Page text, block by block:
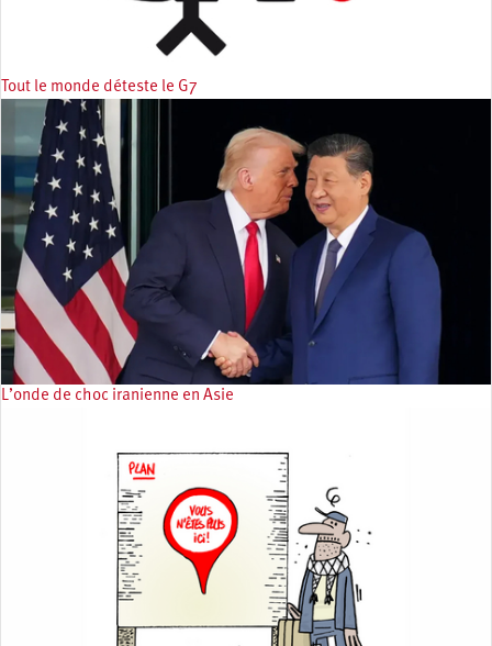
Tout le monde déteste le G7
L’onde de choc iranienne en Asie